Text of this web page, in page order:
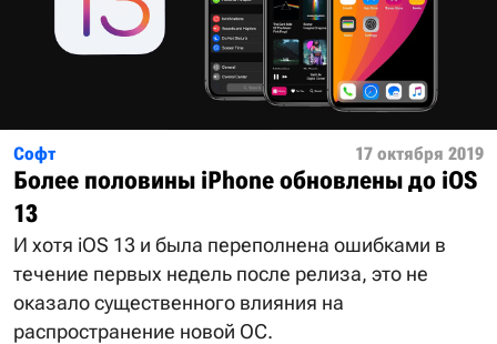
Софт 17 октября 2019
Более половины iPhone обновлены до iOS
13
И хотя iOS 13 и была переполнена ошибками в
течение первых недель после релиза, это не
оказало существенного влияния на
распространение новой ОС.